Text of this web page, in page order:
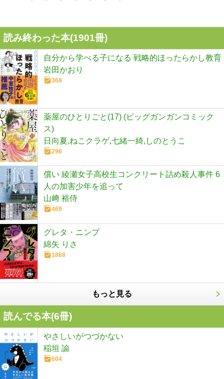
読み終わった本(1901冊)
自分から学べる子になる 戦略的ほったらかし教育
岩田かおり
368
薬屋のひとりごと(17) (ビッグガンガンコミック
ス)
日向夏,ねこクラゲ,七緒一綺,しのとうこ
296
償い 綾瀬女子高校生コンクリート詰め殺人事件 6
人の加害少年を追って
山﨑 裕侍
469
グレタ・ニンプ
綿矢 りさ
1868
もっと見る
読んでる本(6冊)
やさしいがつづかない
稲垣 諭
604